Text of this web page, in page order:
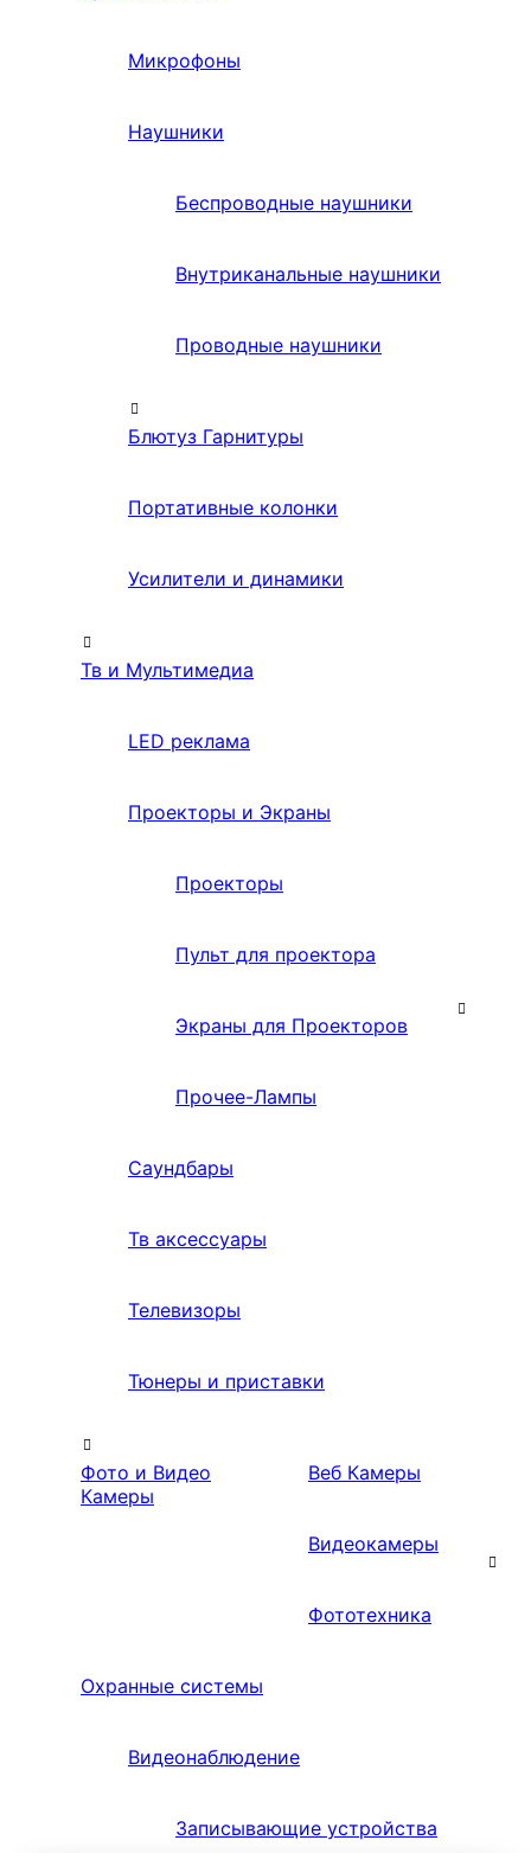
Микрофоны
Наушники
Беспроводные наушники
Внутриканальные наушники
Проводные наушники
Блютуз Гарнитуры
Портативные колонки
Усилители и динамики
Тв и Мультимедиа
LED реклама
Проекторы и Экраны
Проекторы
Пульт для проектора
Экраны для Проекторов
Прочее-Лампы
Саундбары
Тв аксессуары
Телевизоры
Тюнеры и приставки
Фото и Видео
Камеры
Веб Камеры
Видеокамеры
Фототехника
Охранные системы
Видеонаблюдение
Записывающие устройства